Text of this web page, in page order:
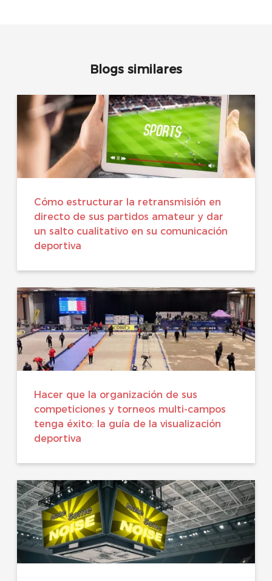
Blogs similares
Cómo estructurar la retransmisión en
directo de sus partidos amateur y dar
un salto cualitativo en su comunicación
deportiva
Hacer que la organización de sus
competiciones y torneos multi-campos
tenga éxito: la guía de la visualización
deportiva